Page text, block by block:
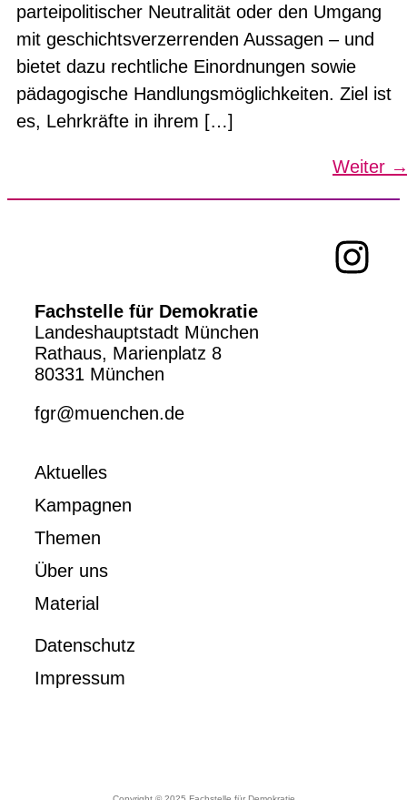
parteipolitischer Neutralität oder den Umgang
mit geschichtsverzerrenden Aussagen – und
bietet dazu rechtliche Einordnungen sowie
pädagogische Handlungsmöglichkeiten. Ziel ist
es, Lehrkräfte in ihrem […]
Weiter
Fachstelle für Demokratie
Landeshauptstadt München
Rathaus, Marienplatz 8
80331 München
fgr@muenchen.de
Aktuelles
Kampagnen
Themen
Über uns
Material
Datenschutz
Impressum